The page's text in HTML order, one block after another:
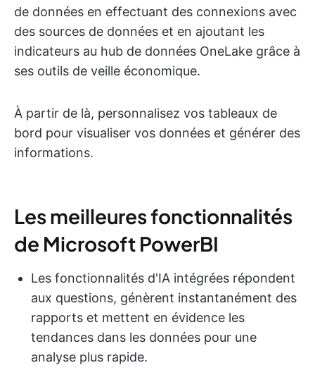
de données en effectuant des connexions avec
des sources de données et en ajoutant les
indicateurs au hub de données OneLake grâce à
ses outils de veille économique.
À partir de là, personnalisez vos tableaux de
bord pour visualiser vos données et générer des
informations.
Les meilleures fonctionnalités
de Microsoft PowerBI
Les fonctionnalités d'IA intégrées répondent
aux questions, génèrent instantanément des
rapports et mettent en évidence les
tendances dans les données pour une
analyse plus rapide.